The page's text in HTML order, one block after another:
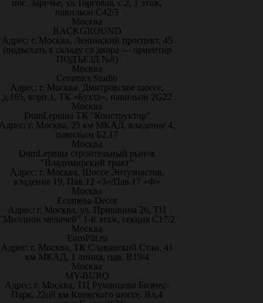
пос. Заречье, ул.Торговая, с.2, 1 этаж,
павильон С42/3
Москва
BACKGROUND
Адрес: г. Москва, Ленинский проспект, 45
(подъехать к складу со двора — ориентир
ПОДЪЕЗД №8)
Москва
Ceramics Studio
Адрес: г. Москва, Дмитровское шоссе,
д.165, корп.1, ТК «Бухта», павильон 2G22
Москва
DomLepnina ТК "Конструктор"
г. Москва, 25 км МКАД, владение 4,
павильон Б2.17
Москва
DomLepnina строительный рынок
"Владимирский тракт"
Адрес: г. Москва, Шоссе Энтузиастов,
владение 19, Пав.12 «З»/Пав.17 «Ф»
Москва
Ecumena-Decor
Адрес: г. Москва, ул. Пришвина 26, ТЦ
мелочей" 1-й этаж, секция С17/2
Москва
EuroPlit.ru
Адрес: г. Москва, ТК Славянский Стан, 41
км МКАД, 1 линия, пав. В19/4
Москва
MY-BURO
Адрес: г. Москва, ТЦ Румянцево Бизнес-
Парк. 22ой км Киевского шоссе. Вл.4